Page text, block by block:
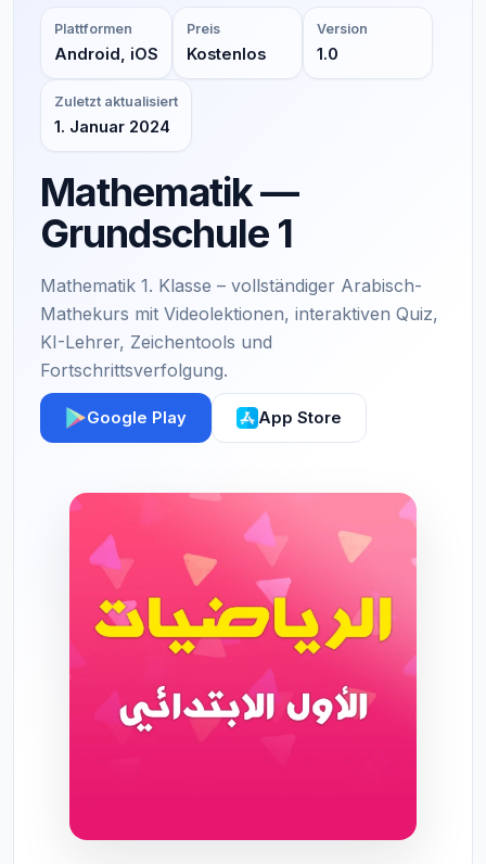
Plattformen
Android, iOS
Preis
Kostenlos
Version
1.0
Zuletzt aktualisiert
1. Januar 2024
Mathematik —
Grundschule 1
Mathematik 1. Klasse – vollständiger Arabisch-
Mathekurs mit Videolektionen, interaktiven Quiz,
KI-Lehrer, Zeichentools und
Fortschrittsverfolgung.
Google Play App Store